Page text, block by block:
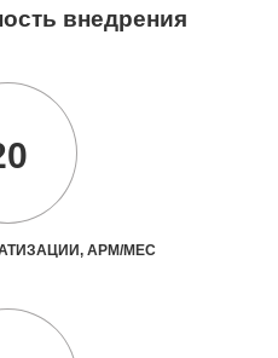
внедрения
АРМ/МЕС